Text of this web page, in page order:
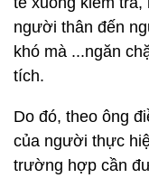
người thân đến
khó mà ...ngăn
tích.
Do đó, theo ông
của người thực
trường hợp cần